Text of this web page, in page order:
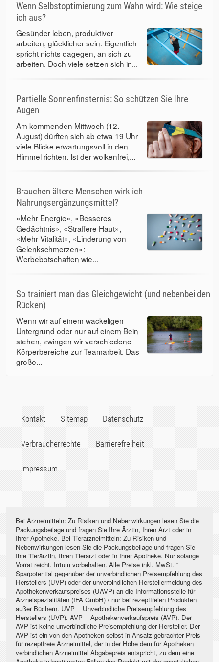
Wenn Selbstoptimierung zum Wahn wird: Wie steige
ich aus?
Gesünder leben, produktiver
arbeiten, glücklicher sein: Eigentlich
spricht nichts dagegen, an sich zu
arbeiten. Doch viele setzen sich in...
Partielle Sonnenfinsternis: So schützen Sie Ihre
Augen
Am kommenden Mittwoch (12.
August) dürften sich ab etwa 19 Uhr
viele Blicke erwartungsvoll in den
Himmel richten. Ist der wolkenfrei,...
Brauchen ältere Menschen wirklich
Nahrungsergänzungsmittel?
«Mehr Energie», «Besseres
Gedächtnis», «Straffere Haut»,
«Mehr Vitalität», «Linderung von
Gelenkschmerzen»:
Werbebotschaften wie...
So trainiert man das Gleichgewicht (und nebenbei den
Rücken)
Wenn wir auf einem wackeligen
Untergrund oder nur auf einem Bein
stehen, zwingen wir verschiedene
Körperbereiche zur Teamarbeit. Das
große...
Kontakt Sitemap Datenschutz
Verbraucherrechte Barrierefreiheit
Impressum
Bei Arzneimitteln: Zu Risiken und Nebenwirkungen lesen Sie die
Packungsbeilage und fragen Sie Ihre Ärztin, Ihren Arzt oder in
Ihrer Apotheke. Bei Tierarzneimitteln: Zu Risiken und
Nebenwirkungen lesen Sie die Packungsbeilage und fragen Sie
Ihre Tierärztin, Ihren Tierarzt oder in Ihrer Apotheke. Nur solange
Vorrat reicht. Irrtum vorbehalten. Alle Preise inkl. MwSt. *
Sparpotential gegenüber der unverbindlichen Preisempfehlung des
Herstellers (UVP) oder der unverbindlichen Herstellermeldung des
Apothekenverkaufspreises (UAVP) an die Informationsstelle für
Arzneispezialitäten (IFA GmbH) / nur bei rezeptfreien Produkten
außer Büchern. UVP = Unverbindliche Preisempfehlung des
Herstellers (UVP). AVP = Apothekenverkaufspreis (AVP). Der
AVP ist keine unverbindliche Preisempfehlung der Hersteller. Der
AVP ist ein von den Apotheken selbst in Ansatz gebrachter Preis
für rezeptfreie Arzneimittel, der in der Höhe dem für Apotheken
verbindlichen Arzneimittel Abgabepreis entspricht, zu dem eine